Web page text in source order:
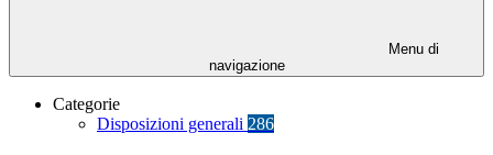
Menu di
navigazione
Categorie
Disposizioni generali 286